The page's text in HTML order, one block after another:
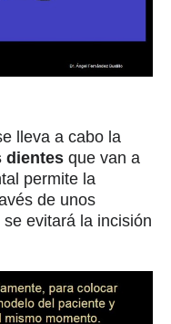
lleva a cabo la
dientes que van a
permite la
de unos
evitará la incisión